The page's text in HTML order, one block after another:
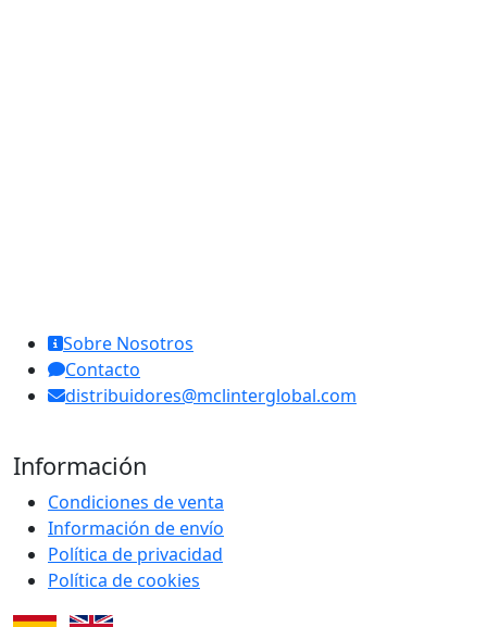
Sobre Nosotros
Contacto
distribuidores@mclinterglobal.com
Información
Condiciones de venta
Información de envío
Política de privacidad
Política de cookies